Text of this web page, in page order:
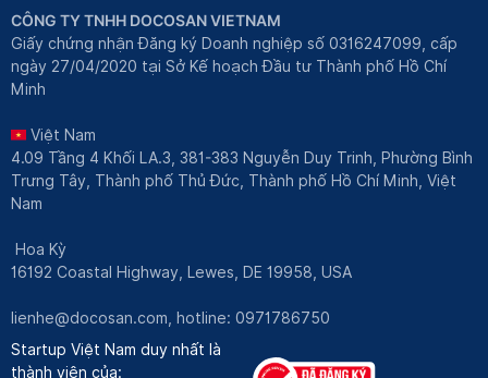
CÔNG TY TNHH DOCOSAN VIETNAM
Giấy chứng nhận Đăng ký Doanh nghiệp số 0316247099, cấp
ngày 27/04/2020 tại Sở Kế hoạch Đầu tư Thành phố Hồ Chí
Minh
Việt Nam
4.09 Tầng 4 Khối LA.3, 381-383 Nguyễn Duy Trinh, Phường Bình
Trưng Tây, Thành phố Thủ Đức, Thành phố Hồ Chí Minh, Việt
Nam
Hoa Kỳ
16192 Coastal Highway, Lewes, DE 19958, USA
lienhe@docosan.com , hotline: 0971786750
Startup Việt Nam duy nhất là
thành viên của: